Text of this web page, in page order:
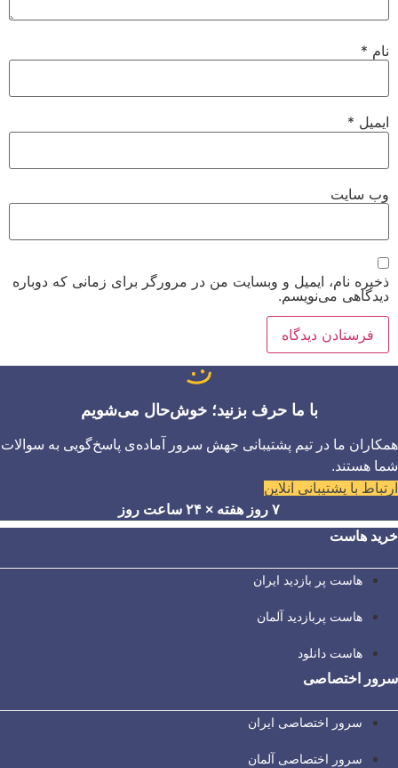
نام *
ایمیل *
وب‌ سایت
ذخیره نام، ایمیل و وبسایت من در مرورگر برای زمانی که دوباره
دیدگاهی می‌نویسم.
با ما حرف بزنید؛ خوش‌حال می‌شویم
همکاران ما در تیم پشتیبانی جهش سرور آماده‌ی پاسخ‌گویی به سوالات
شما هستند.
ارتباط با پشتیبانی آنلاین
۷ روز هفته × ۲۴ ساعت روز
خرید هاست
هاست پر بازدید ایران
هاست پربازدید آلمان
هاست دانلود
سرور اختصاصی
سرور اختصاصی ایران
سرور اختصاصی آلمان